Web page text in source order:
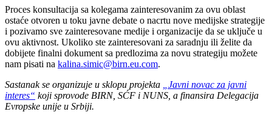
Proces konsultacija sa kolegama zainteresovanim za ovu oblast
ostaće otvoren u toku javne debate o nacrtu nove medijske strategije
i pozivamo sve zainteresovane medije i organizacije da se uključe u
ovu aktivnost. Ukoliko ste zainteresovani za saradnju ili želite da
dobijete finalni dokument sa predlozima za novu strategiju možete
nam pisati na kalina.simic@birn.eu.com.
Sastanak se organizuje u sklopu projekta
„Javni novac za javni
interes“ koji sprovode BIRN, SĆF i NUNS, a finansira Delegacija
Evropske unije u Srbiji.